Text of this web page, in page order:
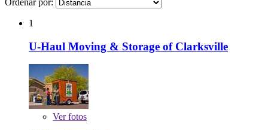
Ordenar por:
1
U-Haul Moving & Storage of Clarksville
Verfotos